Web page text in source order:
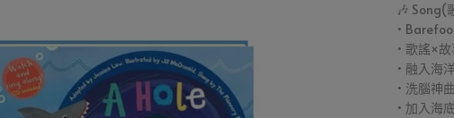
🎶 Song(
•
• 歌謠×
• 融入海
• 洗腦神
• 加入海